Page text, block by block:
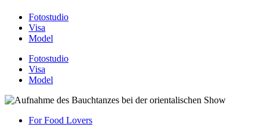
Fotostudio
Visa
Model
Fotostudio
Visa
Model
For Food Lovers